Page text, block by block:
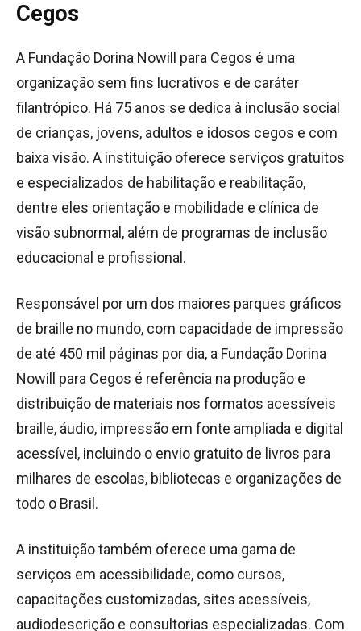
Cegos
A Fundação Dorina Nowill para Cegos é uma
organização sem fins lucrativos e de caráter
filantrópico. Há 75 anos se dedica à inclusão social
de crianças, jovens, adultos e idosos cegos e com
baixa visão. A instituição oferece serviços gratuitos
e especializados de habilitação e reabilitação,
dentre eles orientação e mobilidade e clínica de
visão subnormal, além de programas de inclusão
educacional e profissional.
Responsável por um dos maiores parques gráficos
de braille no mundo, com capacidade de impressão
de até 450 mil páginas por dia, a Fundação Dorina
Nowill para Cegos é referência na produção e
distribuição de materiais nos formatos acessíveis
braille, áudio, impressão em fonte ampliada e digital
acessível, incluindo o envio gratuito de livros para
milhares de escolas, bibliotecas e organizações de
todo o Brasil.
A instituição também oferece uma gama de
serviços em acessibilidade, como cursos,
capacitações customizadas, sites acessíveis,
audiodescrição e consultorias especializadas. Com